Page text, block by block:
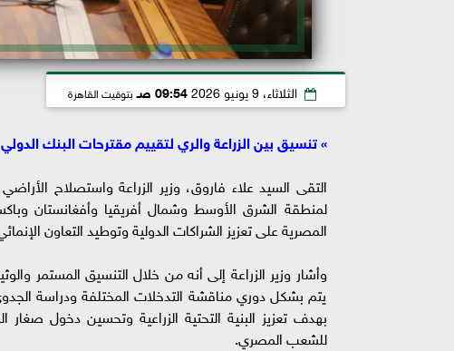
الثلاثاء، 9 يونيو 2026 09:54 صـ بتوقيت القاهرة
» تنسيق بين الزراعة والري لتقييم مقترحات البنك الدولي
التقى السيد علاء فاروق، وزير الزراعة واستصلاح
لمنطقة الشرق الأوسط وشمال أفريقيا وأفغانستان
المصرية على تعزيز الشراكات الدولية وتوطيد التعاون
وأشار وزير الزراعة إلى أنه من خلال التنسيق المستمر
يتم بشكل دوري مناقشة التدخلات المختلفة ودراسة
بهدف تعزيز البنية التحتية الزراعية وتحسين دخول صغار
للشعب المصري.